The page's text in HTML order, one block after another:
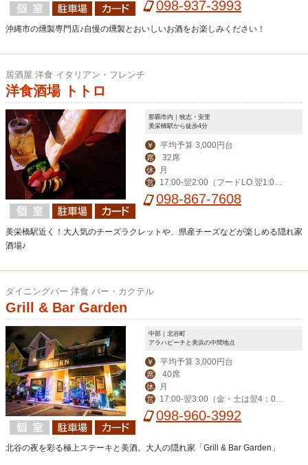
0‐翌3:00(LO翌2:00)
098-937-3993
沖縄市の燻製専門店♪自慢の燻製とおいしいお酒をお楽しみください！
居酒屋 洋食 イタリアン・フレンチ
洋食酒場 トトロ
那覇市内｜牧志・安里
美栄橋駅から徒歩4分
￥ 平均予算 3,000円台
席 32席
休 月
営
17:00-翌2:00（フードLO 翌1:0
0）098-867-7608
美栄橋駅近く！大人気のチーズラクレットや、県産チーズなどが楽しめる隠れ家
酒場♪
ダイニングバー 洋食 バー・カクテル
Grill & Bar Garden
中部｜北谷町
アラハビーチと美浜の中間地点
￥ 平均予算 3,000円台
席 40席
休 月
営
17:00-翌3:00（金・土は翌4：00
迄） ※ハッピーアワー17:00-19:00
098-960-3992
北谷の夜を彩る極上ステーキと美酒。大人の隠れ家「Grill & Bar Garden」